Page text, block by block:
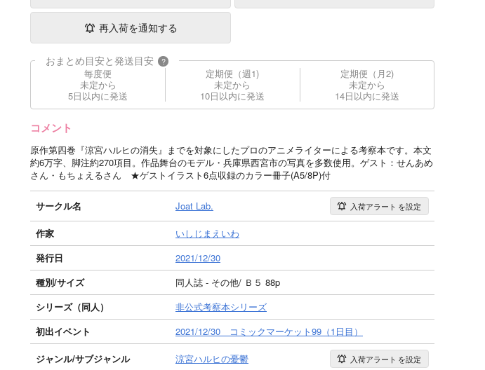
再入荷を通知する
おまとめ目安と発送目安 ?
毎度便
未定から
5日以内に発送
定期便（週1)
未定から
10日以内に発送
定期便（月2)
未定から
14日以内に発送
コメント
原作第四巻『涼宮ハルヒの消失』までを対象にしたプロのアニメライターによる考察本です。本文
約6万字、脚注約270項目。作品舞台のモデル・兵庫県西宮市の写真を多数使用。ゲスト：せんあめ
さん・もちょえるさん ★ゲストイラスト6点収録のカラー冊子(A5/8P)付
サークル名 Joat Lab. 入荷アラート を設定
作家
いしじまえいわ
発行日
2021/12/30
種別/サイズ
同人誌 - その他/ Ｂ５ 88p
シリーズ（同人）
非公式考察本シリーズ
初出イベント
2021/12/30 コミックマーケット99（1日目）
ジャンル/サブジャンル 涼宮ハルヒの憂鬱 入荷アラート を設定